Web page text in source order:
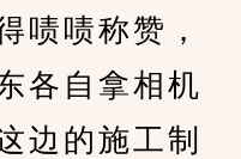
啧称赞，
各自拿相机
边的施工制